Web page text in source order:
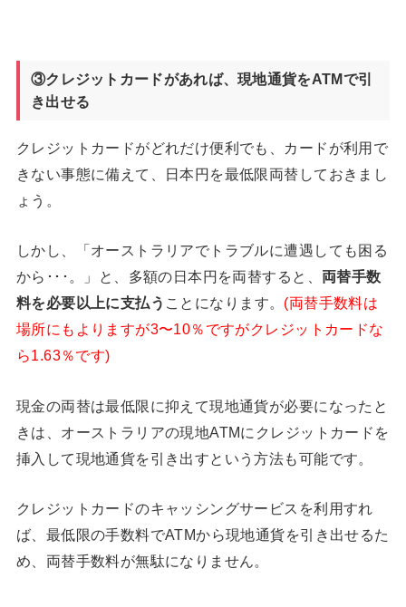
③クレジットカードがあれば、現地通貨をATMで引
き出せる
クレジットカードがどれだけ便利でも、カードが利用で
きない事態に備えて、日本円を最低限両替しておきまし
ょう。
しかし、「オーストラリアでトラブルに遭遇しても困る
から･･･。」と、多額の日本円を両替すると、 両替手数
料を必要以上に支払う ことになります。 (両替手数料は
場所にもよりますが3〜10％ですがクレジットカードな
ら1.63％です)
現金の両替は最低限に抑えて現地通貨が必要になったと
きは、オーストラリアの現地ATMにクレジットカードを
挿入して現地通貨を引き出すという方法も可能です。
クレジットカードのキャッシングサービスを利用すれ
ば、最低限の手数料でATMから現地通貨を引き出せるた
め、両替手数料が無駄になりません。